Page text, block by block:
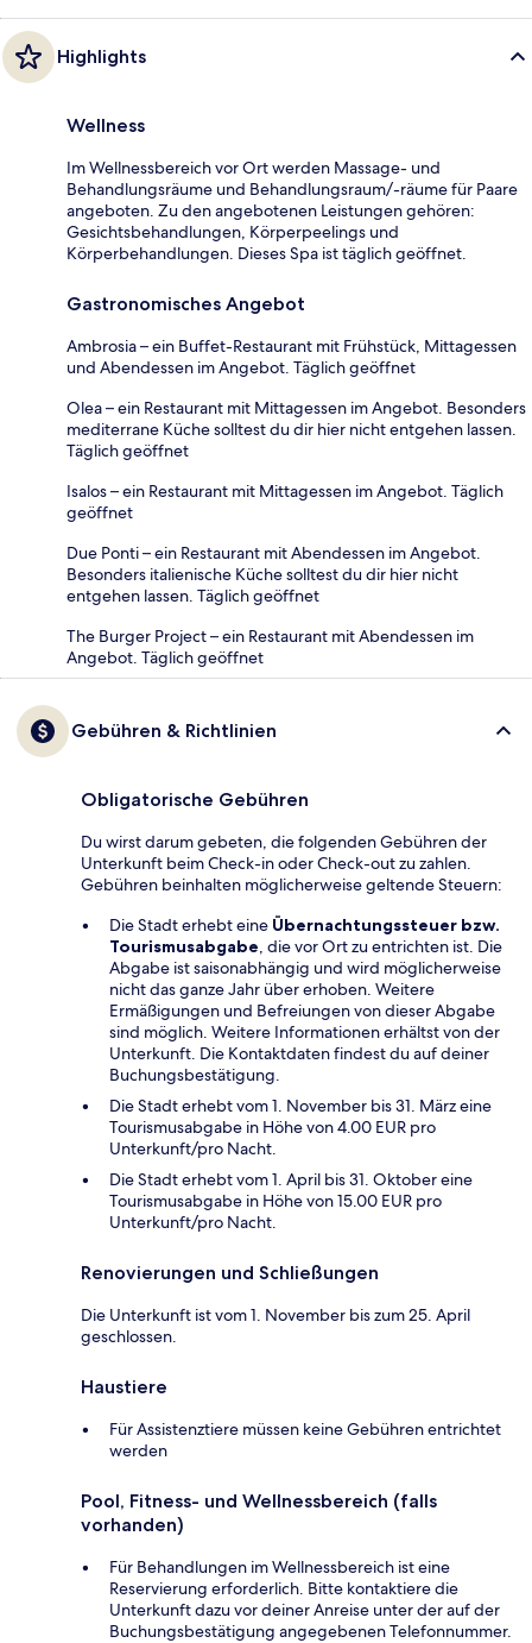
Highlights
Wellness
Im Wellnessbereich vor Ort werden Massage- und
Behandlungsräume und Behandlungsraum/-räume für Paare
angeboten. Zu den angebotenen Leistungen gehören:
Gesichtsbehandlungen, Körperpeelings und
Körperbehandlungen. Dieses Spa ist täglich geöffnet.
Gastronomisches Angebot
Ambrosia – ein Buffet-Restaurant mit Frühstück, Mittagessen
und Abendessen im Angebot. Täglich geöffnet
Olea – ein Restaurant mit Mittagessen im Angebot. Besonders
mediterrane Küche solltest du dir hier nicht entgehen lassen.
Täglich geöffnet
Isalos – ein Restaurant mit Mittagessen im Angebot. Täglich
geöffnet
Due Ponti – ein Restaurant mit Abendessen im Angebot.
Besonders italienische Küche solltest du dir hier nicht
entgehen lassen. Täglich geöffnet
The Burger Project – ein Restaurant mit Abendessen im
Angebot. Täglich geöffnet
Gebühren & Richtlinien
Obligatorische Gebühren
Du wirst darum gebeten, die folgenden Gebühren der
Unterkunft beim Check-in oder Check-out zu zahlen.
Gebühren beinhalten möglicherweise geltende Steuern:
Die Stadt erhebt eine Übernachtungssteuer bzw.
Tourismusabgabe, die vor Ort zu entrichten ist. Die
Abgabe ist saisonabhängig und wird möglicherweise
nicht das ganze Jahr über erhoben. Weitere
Ermäßigungen und Befreiungen von dieser Abgabe
sind möglich. Weitere Informationen erhältst von der
Unterkunft. Die Kontaktdaten findest du auf deiner
Buchungsbestätigung.
Die Stadt erhebt vom 1. November bis 31. März eine
Tourismusabgabe in Höhe von 4.00 EUR pro
Unterkunft/pro Nacht.
Die Stadt erhebt vom 1. April bis 31. Oktober eine
Tourismusabgabe in Höhe von 15.00 EUR pro
Unterkunft/pro Nacht.
Renovierungen und Schließungen
Die Unterkunft ist vom 1. November bis zum 25. April
geschlossen.
Haustiere
Für Assistenztiere müssen keine Gebühren entrichtet
werden
Pool, Fitness- und Wellnessbereich (falls
vorhanden)
Für Behandlungen im Wellnessbereich ist eine
Reservierung erforderlich. Bitte kontaktiere die
Unterkunft dazu vor deiner Anreise unter der auf der
Buchungsbestätigung angegebenen Telefonnummer.